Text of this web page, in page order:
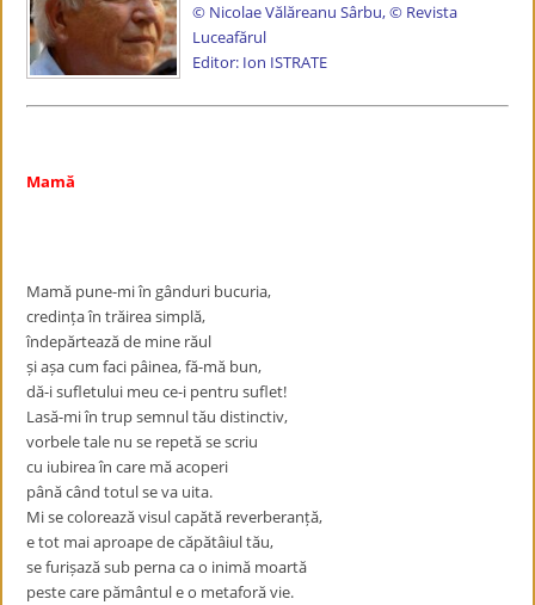
© Nicolae Vălăreanu Sârbu, © Revista
Luceafărul
Editor: Ion ISTRATE
Mamă
Mamă pune-mi în gânduri bucuria,
credința în trăirea simplă,
îndepărtează de mine răul
și așa cum faci pâinea, fă-mă bun,
dă-i sufletului meu ce-i pentru suflet!
Lasă-mi în trup semnul tău distinctiv,
vorbele tale nu se repetă se scriu
cu iubirea în care mă acoperi
până când totul se va uita.
Mi se colorează visul capătă reverberanță,
e tot mai aproape de căpătâiul tău,
se furișază sub perna ca o inimă moartă
peste care pământul e o metaforă vie.